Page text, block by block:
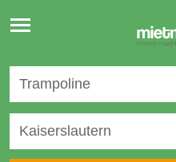
Toggle
navigation